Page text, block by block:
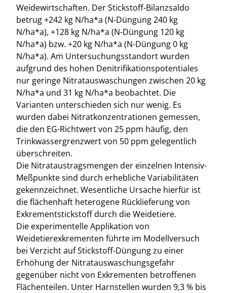
Weidewirtschaften. Der Stickstoff-Bilanzsaldo
betrug +242 kg N/ha*a (N-Düngung 240 kg
N/ha*a), +128 kg N/ha*a (N-Düngung 120 kg
N/ha*a) bzw. +20 kg N/ha*a (N-Düngung 0 kg
N/ha*a). Am Untersuchungsstandort wurden
aufgrund des hohen Denitrifikationspotentiales
nur geringe Nitratauswaschungen zwischen 20 kg
N/ha*a und 31 kg N/ha*a beobachtet. Die
Varianten unterschieden sich nur wenig. Es
wurden dabei Nitratkonzentrationen gemessen,
die den EG-Richtwert von 25 ppm häufig, den
Trinkwassergrenzwert von 50 ppm gelegentlich
überschreiten.
Die Nitrataustragsmengen der einzelnen Intensiv-
Meßpunkte sind durch erhebliche Variabilitäten
gekennzeichnet. Wesentliche Ursache hierfür ist
die flächenhaft heterogene Rücklieferung von
Exkrementstickstoff durch die Weidetiere.
Die experimentelle Applikation von
Weidetierexkrementen führte im Modellversuch
bei Verzicht auf Stickstoff-Düngung zu einer
Erhöhung der Nitratauswaschungsgefahr
gegenüber nicht von Exkrementen betroffenen
Flächenteilen. Unter Harnstellen wurden 9,3 % bis